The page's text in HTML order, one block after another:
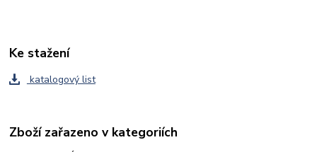
Ke stažení
katalogový list
Zboží zařazeno v kategoriích